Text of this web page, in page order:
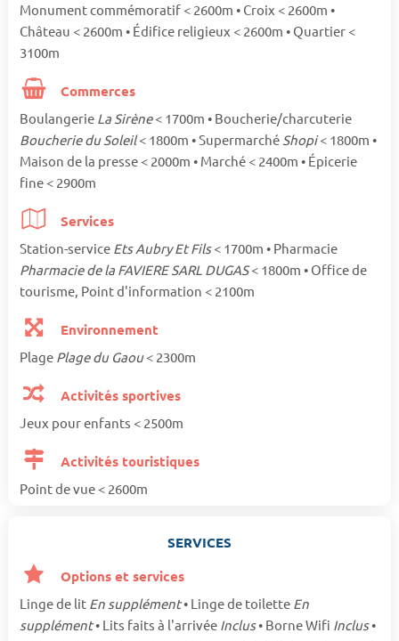
Monument commémoratif < 2600m • Croix < 2600m •
Château < 2600m • Édifice religieux < 2600m • Quartier <
3100m
Commerces
Boulangerie La Sirène< 1700m • Boucherie/charcuterie
Boucherie du Soleil< 1800m • Supermarché Shopi< 1800m •
Maison de la presse < 2000m • Marché < 2400m • Épicerie
fine < 2900m
Services
Station-service Ets Aubry Et Fils< 1700m • Pharmacie
Pharmacie de la FAVIERE SARL DUGAS< 1800m • Office de
tourisme, Point d'information < 2100m
Environnement
Plage Plage du Gaou< 2300m
Activités sportives
Jeux pour enfants < 2500m
Activités touristiques
Point de vue < 2600m
SERVICES
Options et services
Linge de lit En supplément• Linge de toilette En
supplément• Lits faits à l'arrivée Inclus• Borne Wifi Inclus•